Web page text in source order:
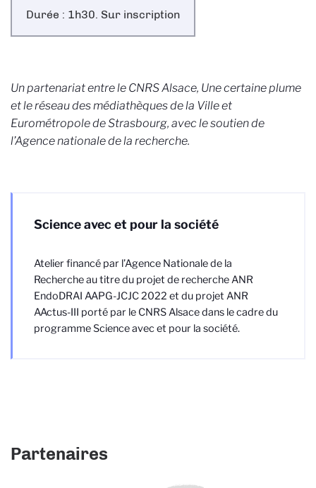
Durée : 1h30. Sur inscription
Un partenariat entre le CNRS Alsace, Une certaine plume
et le réseau des médiathèques de la Ville et
Eurométropole de Strasbourg, avec le soutien de
l’Agence nationale de la recherche.
Science avec et pour la société
Atelier financé par l’Agence Nationale de la
Recherche au titre du projet de recherche ANR
EndoDRAI AAPG-JCJC 2022 et du projet ANR
AActus-III porté par le CNRS Alsace dans le cadre du
programme Science avec et pour la société.
Partenaires